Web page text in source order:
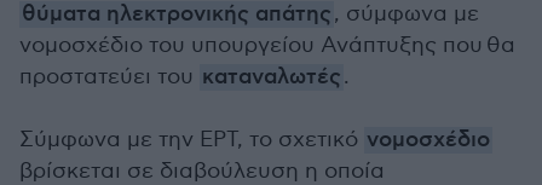
θύματα ηλεκτρονικής απάτης, σύμφωνα με
νομοσχέδιο του υπουργείου Ανάπτυξης που θα
προστατεύει του καταναλωτές.
Σύμφωνα με την ΕΡΤ, το σχετικό νομοσχέδιο
βρίσκεται σε διαβούλευση η οποία